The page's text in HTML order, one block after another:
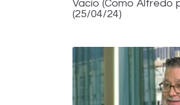
Vacío (Como Alfredo
(25/04/24)